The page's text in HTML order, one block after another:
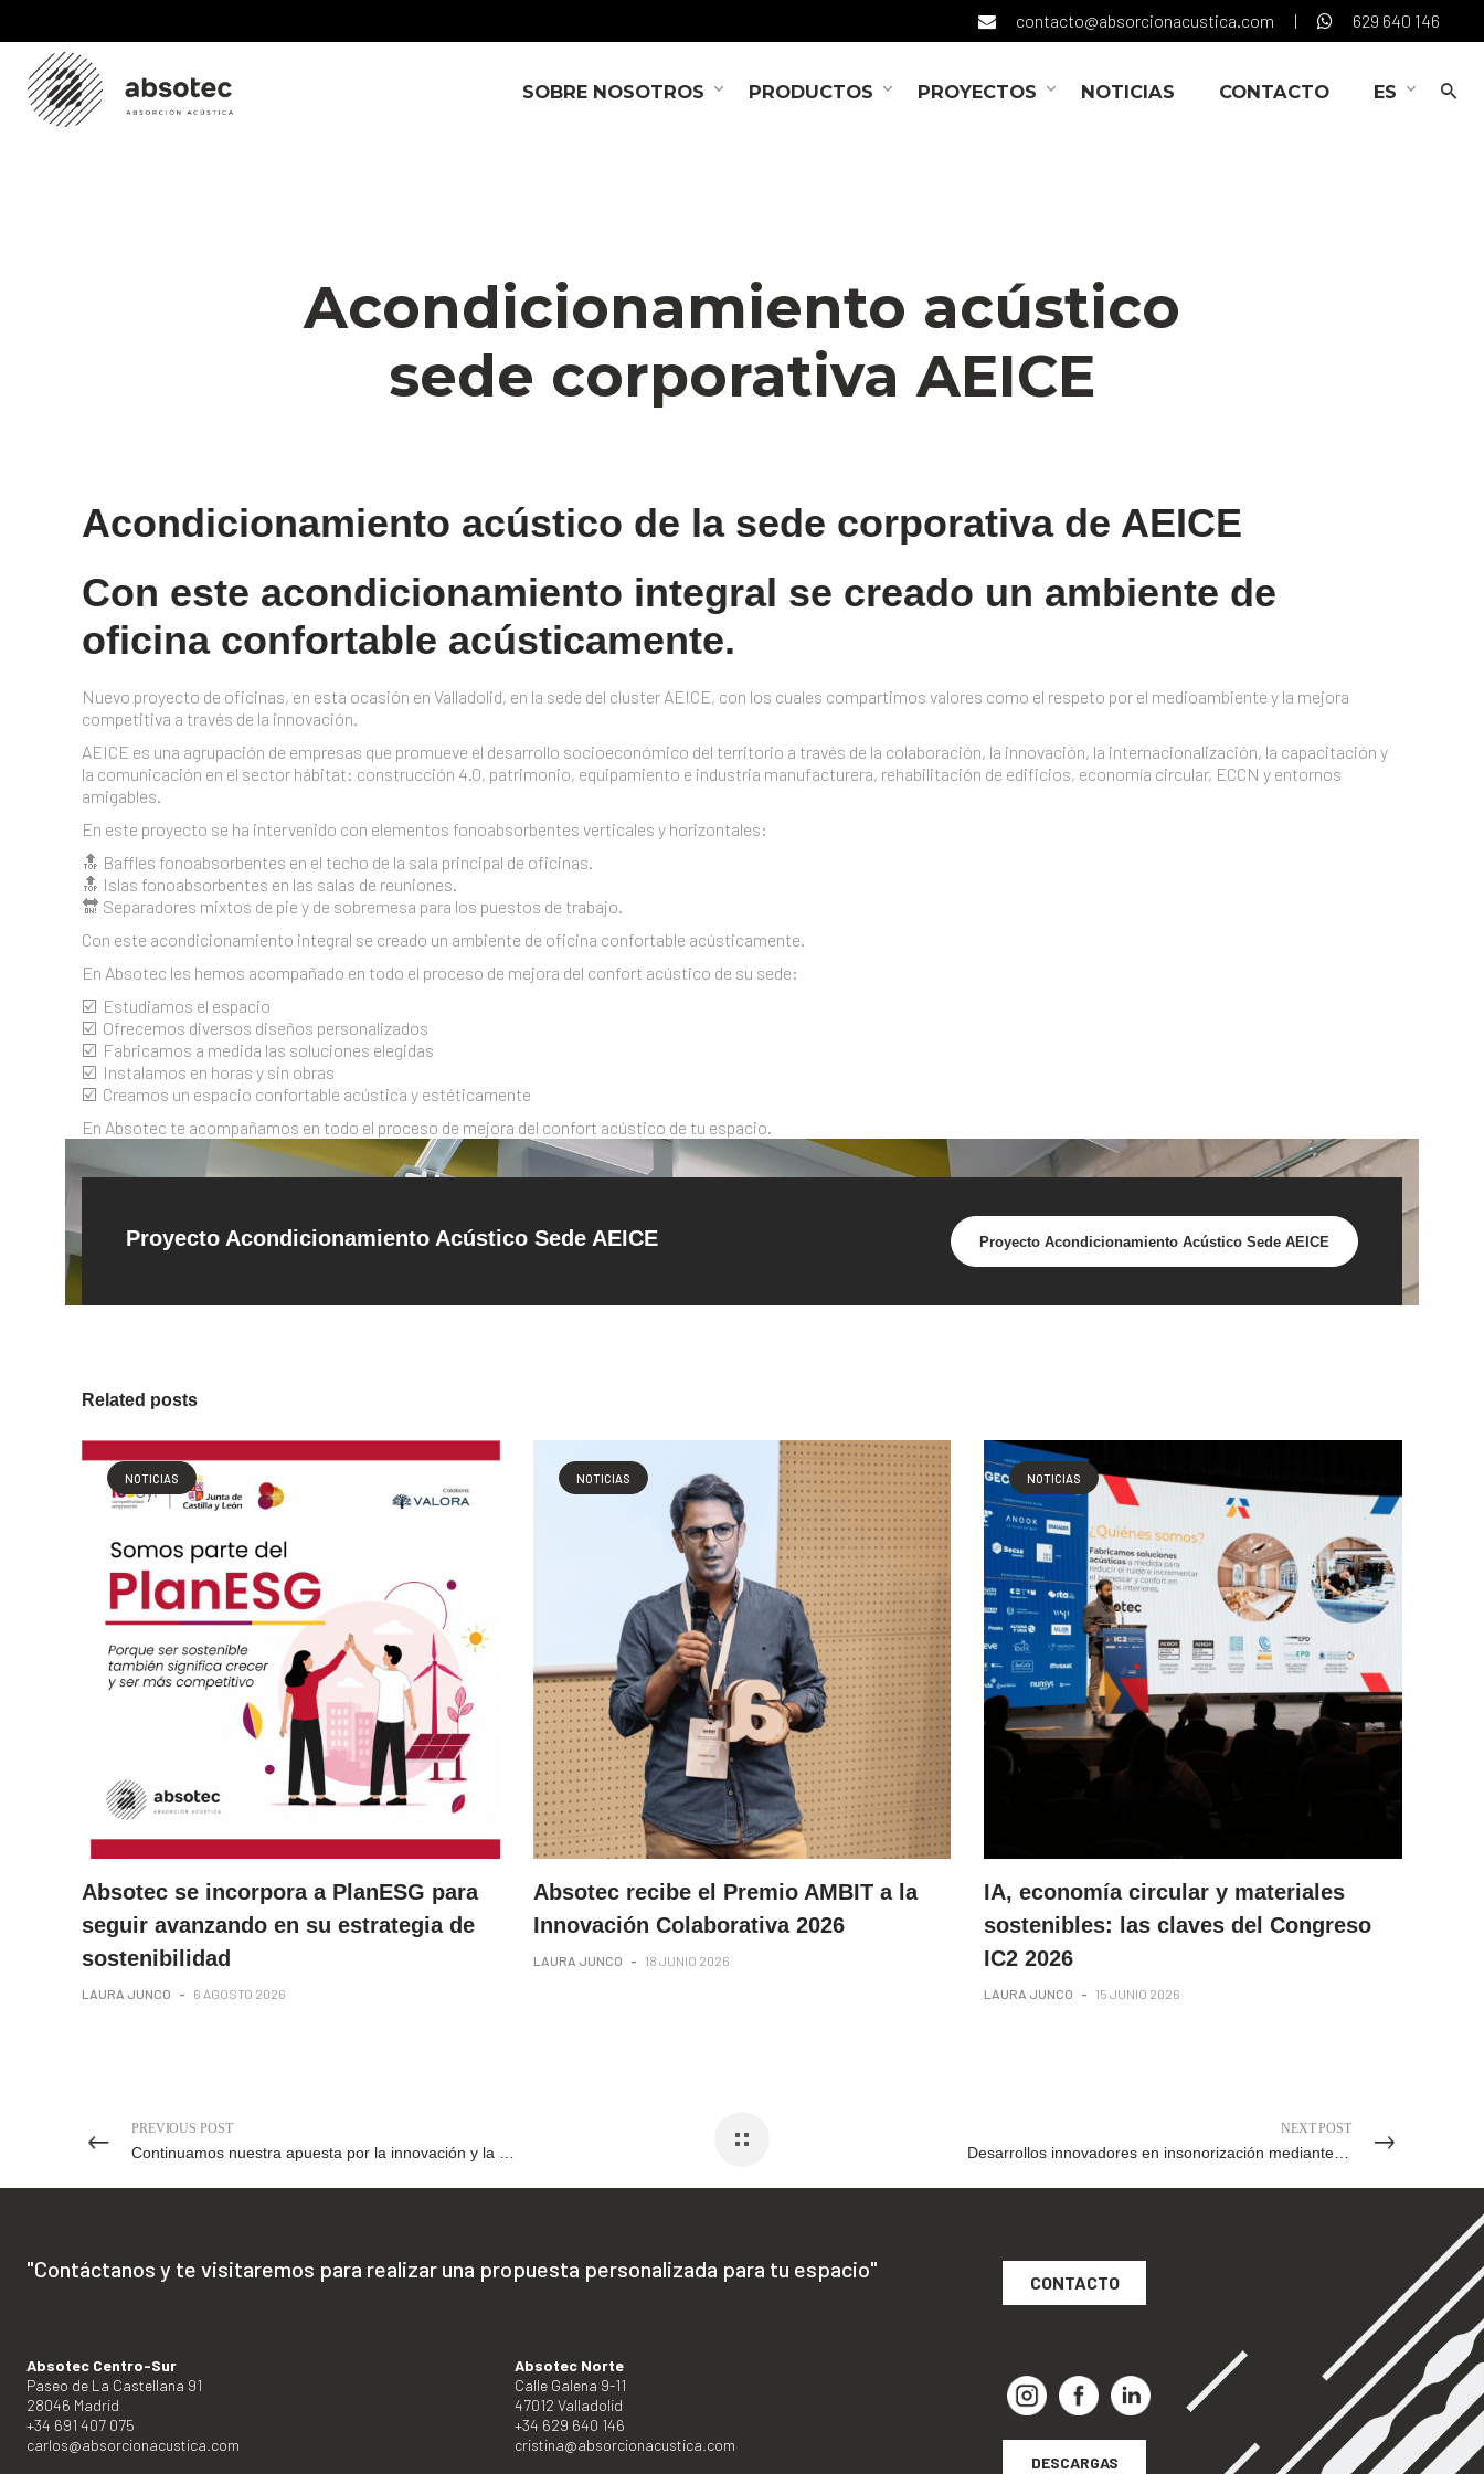
content
contacto@absorcionacustica.com | 629 640 146
SOBRE NOSOTROS PRODUCTOS PROYECTOS NOTICIAS CONTACTO ES
Acondicionamiento acústico
sede corporativa AEICE
Acondicionamiento acústico de la sede corporativa de AEICE
Con este acondicionamiento integral se creado un ambiente de
oficina confortable acústicamente.
Nuevo proyecto de oficinas, en esta ocasión en Valladolid, en la sede del cluster AEICE, con los cuales compartimos valores como el respeto por el medioambiente y la mejora
competitiva a través de la innovación.
AEICE es una agrupación de empresas que promueve el desarrollo socioeconómico del territorio a través de la colaboración, la innovación, la internacionalización, la capacitación y
la comunicación en el sector hábitat: construcción 4.0, patrimonio, equipamiento e industria manufacturera, rehabilitación de edificios, economía circular, ECCN y entornos
amigables.
En este proyecto se ha intervenido con elementos fonoabsorbentes verticales y horizontales:
🔝 Baffles fonoabsorbentes en el techo de la sala principal de oficinas.
🔝 Islas fonoabsorbentes en las salas de reuniones.
🔛 Separadores mixtos de pie y de sobremesa para los puestos de trabajo.
Con este acondicionamiento integral se creado un ambiente de oficina confortable acústicamente.
En Absotec les hemos acompañado en todo el proceso de mejora del confort acústico de su sede:
☑️ Estudiamos el espacio
☑️ Ofrecemos diversos diseños personalizados
☑️ Fabricamos a medida las soluciones elegidas
☑️ Instalamos en horas y sin obras
☑️ Creamos un espacio confortable acústica y estéticamente
En Absotec te acompañamos en todo el proceso de mejora del confort acústico de tu espacio.
Proyecto Acondicionamiento Acústico Sede AEICE Proyecto Acondicionamiento Acústico Sede AEICE
Related posts
NOTICIAS
Absotec se incorpora a PlanESG para
seguir avanzando en su estrategia de
sostenibilidad
LAURA JUNCO - 6 AGOSTO 2026
NOTICIAS
Absotec recibe el Premio AMBIT a la
Innovación Colaborativa 2026
LAURA JUNCO - 18 JUNIO 2026
NOTICIAS
IA, economía circular y materiales
sostenibles: las claves del Congreso
IC2 2026
LAURA JUNCO - 15 JUNIO 2026
PREVIOUS POST NEXT POST
"Contáctanos y te visitaremos para realizar una propuesta personalizada para tu espacio"
CONTACTO
Absotec Centro-Sur
Paseo de La Castellana 91
28046 Madrid
+34 691 407 075
carlos@absorcionacustica.com
Absotec Norte
Calle Galena 9-11
47012 Valladolid
+34 629 640 146
cristina@absorcionacustica.com
DESCARGAS